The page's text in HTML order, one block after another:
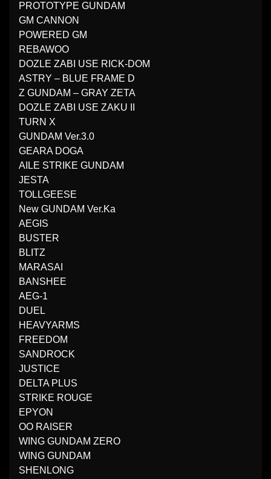
PROTOTYPE GUNDAM
GM CANNON
POWERED GM
REBAWOO
DOZLE ZABI USE RICK-DOM
ASTRY – BLUE FRAME D
Z GUNDAM – GRAY ZETA
DOZLE ZABI USE ZAKU II
TURN X
GUNDAM Ver.3.0
GEARA DOGA
AILE STRIKE GUNDAM
JESTA
TOLLGEESE
New GUNDAM Ver.Ka
AEGIS
BUSTER
BLITZ
MARASAI
BANSHEE
AEG-1
DUEL
HEAVYARMS
FREEDOM
SANDROCK
JUSTICE
DELTA PLUS
STRIKE ROUGE
EPYON
OO RAISER
WING GUNDAM ZERO
WING GUNDAM
SHENLONG